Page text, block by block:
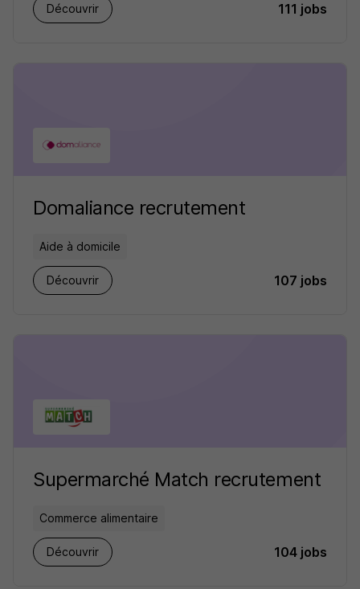
Découvrir 111 jobs
Domaliance recrutement
Aide à domicile
Découvrir 107 jobs
Supermarché Match recrutement
Commerce alimentaire
Découvrir 104 jobs